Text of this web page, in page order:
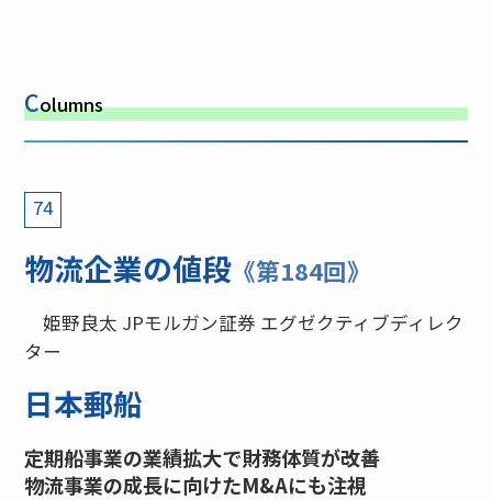
Columns
74
物流企業の値段 《第184回》
姫野良太 JPモルガン証券 エグゼクティブディレク
ター
日本郵船
定期船事業の業績拡大で財務体質が改善
物流事業の成長に向けたM&Aにも注視